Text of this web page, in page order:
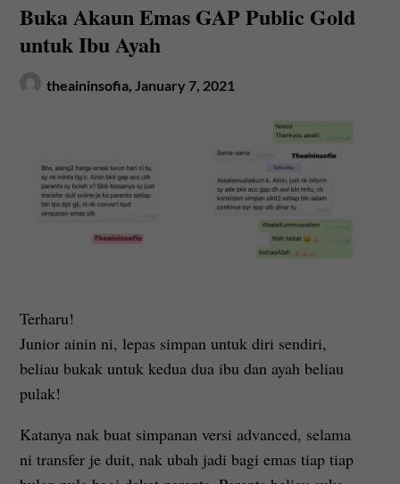
Buka Akaun Emas GAP Public Gold
untuk Ibu Ayah
theaininsofia, January 7, 2021
Terharu!
Junior ainin ni, lepas simpan untuk diri sendiri,
beliau bukak untuk kedua dua ibu dan ayah beliau
pulak!
Katanya nak buat simpanan versi advanced, selama
ni transfer je duit, nak ubah jadi bagi emas tiap tiap